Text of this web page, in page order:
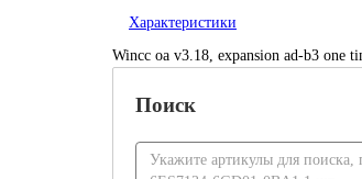
Характеристики
Wincc oa v3.18, expansion ad-b3
Поиск